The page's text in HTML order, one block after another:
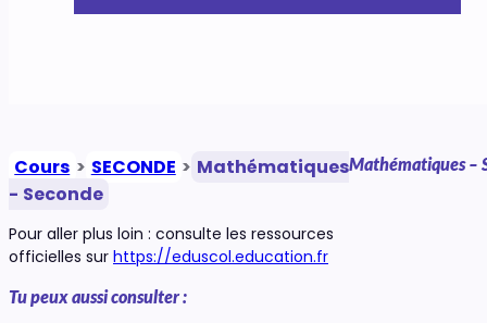
Cours > SECONDE > Mathématiques
- Seconde
Mathématiques –
Pour aller plus loin : consulte les ressources
officielles sur https://eduscol.education.fr
Tu peux aussi consulter :